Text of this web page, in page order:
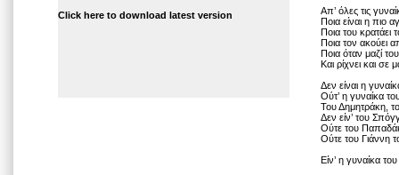
Click here to download latest version
Απ’ όλες τις
Ποια είναι η πιο
Ποια του κρατάει
Ποια τον ακούει
Ποια όταν μαζί
Και ρίχνει και σε
Δεν είναι η
Ούτ’ η γυναίκα
Του Δημητράκη,
Δεν είν’ του
Ούτε του
Ούτε του Γιάννη
Είν’ η γυναίκα